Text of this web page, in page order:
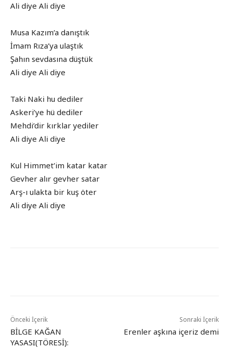
Ali diye Ali diye
Musa Kazım’a danıştık
İmam Rıza’ya ulaştık
Şahın sevdasına düştük
Ali diye Ali diye
Taki Naki hu dediler
Askeri’ye hü dediler
Mehdi’dir kırklar yediler
Ali diye Ali diye
Kul Himmet’im katar katar
Gevher alır gevher satar
Arş-ı ulakta bir kuş öter
Ali diye Ali diye
Önceki İçerik
BİLGE KAĞAN
YASASI(TÖRESİ):
Sonraki İçerik
Erenler aşkına içeriz demi